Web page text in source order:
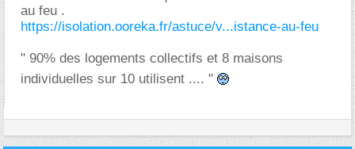
au feu .
https://isolation.ooreka.fr/astuce/v...istance-au-feu
" 90% des logements collectifs et 8 maisons
individuelles sur 10 utilisent .... "